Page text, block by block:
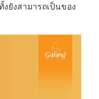
ยังสามารถเป็นของ